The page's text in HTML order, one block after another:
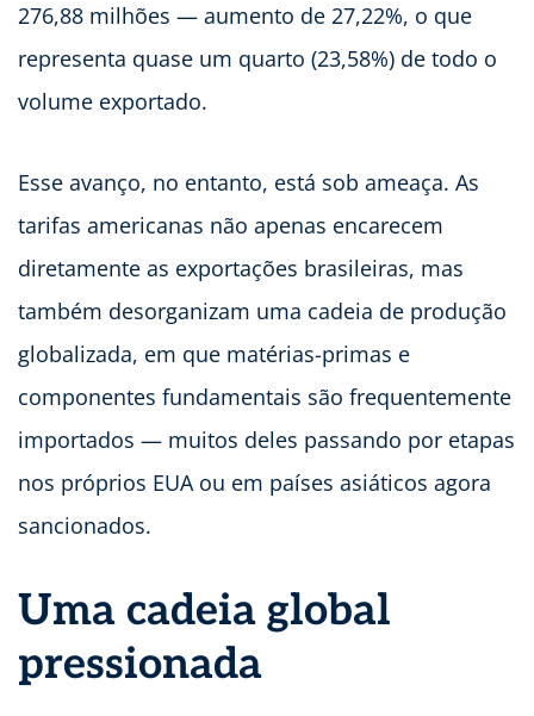
276,88 milhões — aumento de 27,22%, o que
representa quase um quarto (23,58%) de todo o
volume exportado.
Esse avanço, no entanto, está sob ameaça. As
tarifas americanas não apenas encarecem
diretamente as exportações brasileiras, mas
também desorganizam uma cadeia de produção
globalizada, em que matérias-primas e
componentes fundamentais são frequentemente
importados — muitos deles passando por etapas
nos próprios EUA ou em países asiáticos agora
sancionados.
Uma cadeia global
pressionada